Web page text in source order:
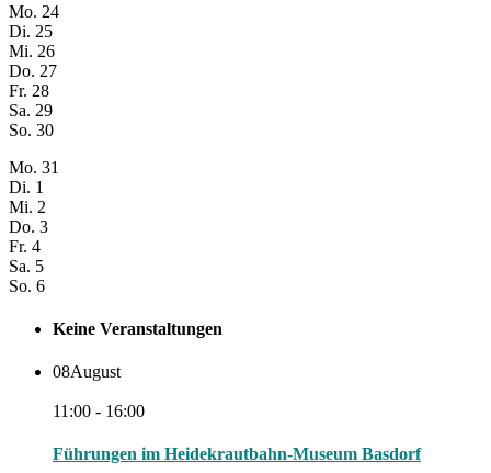
Mo. 24
Di. 25
Mi. 26
Do. 27
Fr. 28
Sa. 29
So. 30
Mo. 31
Di. 1
Mi. 2
Do. 3
Fr. 4
Sa. 5
So. 6
Keine Veranstaltungen
08August
11:00 - 16:00
Führungen im Heidekrautbahn-Museum Basdorf